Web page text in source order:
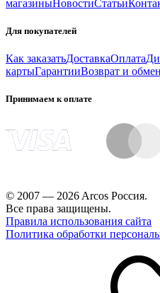
магазиныНовостиСтатьи
Для покупателей
Как заказатьДоставкаОплата
картыГарантииВозврат и обмен
Принимаем к оплате
© 2007 — 2026 Arcos Россия.
Все права защищены.
Правила использования сайта
Политика обработки